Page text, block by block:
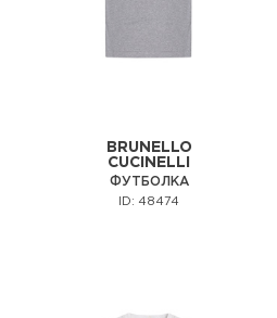
BRUNELLO
CUCINELLI
ФУТБОЛКА
ID: 48474